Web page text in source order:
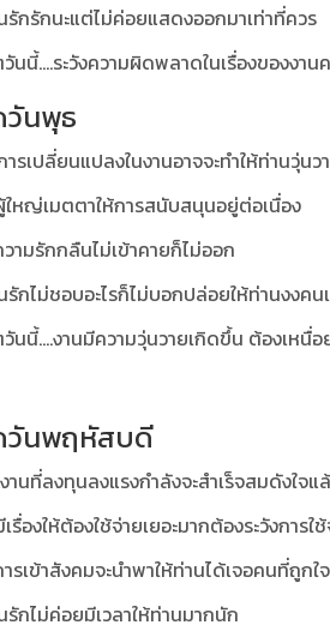
รักรักนะแต่ไม่ค่อยแสดงออกมาเท่าที่ควร
วันนี้....ระวังความผิดพลาดในเรื่องของงาน
วันพุธ
ารเปลี่ยนแปลงในงานอาจจะทำให้ท่านวุ่
ใหญ่เมตตาให้การสนับสนุนอยู่ต่อเนื่อง
ามรักกลืนไม่เข้าคายก็ไม่ออก
กไม่ชอบอะไรก็ไม่บอกปล่อยให้ท่านงงคน
วันนี้....งานมีความวุ่นวายเกิดขึ้น ต้องเหนื่
วันพฤหัสบดี
านที่ลงทุนลงแรงกำลังจะสำเร็จสมดังใจแ
เรื่องให้ต้องใช้จ่ายเยอะมากต้องระวังการใ
รเข้าสังคมจะนำพาให้ท่านได้เจอคนที่ถูกใจ
กไม่ค่อยมีเวลาให้ท่านมากนัก